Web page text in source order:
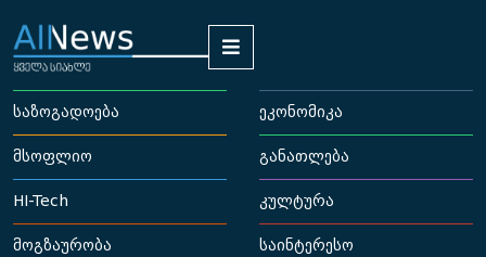
საზოგადოება ეკონომიკა
მსოფლიო განათლება
HI-Tech კულტურა
მოგზაურობა საინტერესო